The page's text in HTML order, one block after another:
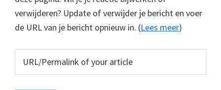
verwijderen? Update of verwijder je bericht en voer
de URL van je bericht opnieuw in. (Lees meer)